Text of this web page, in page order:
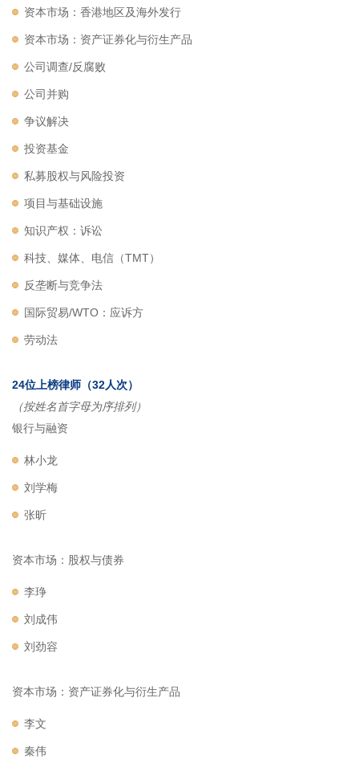
资本市场：香港地区及海外发行
资本市场：资产证券化与衍生产品
公司调查/反腐败
公司并购
争议解决
投资基金
私募股权与风险投资
项目与基础设施
知识产权：诉讼
科技、媒体、电信（TMT）
反垄断与竞争法
国际贸易/WTO：应诉方
劳动法
24位上榜律师（32人次）
（按姓名首字母为序排列）
银行与融资
林小龙
刘学梅
张昕
资本市场：股权与债券
李琤
刘成伟
刘劲容
资本市场：资产证券化与衍生产品
李文
秦伟